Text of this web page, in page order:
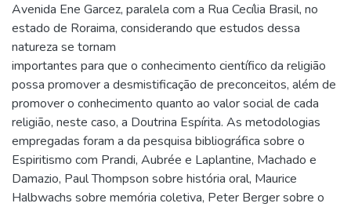
Avenida Ene Garcez, paralela com a Rua Cecília Brasil, no
estado de Roraima, considerando que estudos dessa
natureza se tornam
importantes para que o conhecimento científico da religião
possa promover a desmistificação de preconceitos, além de
promover o conhecimento quanto ao valor social de cada
religião, neste caso, a Doutrina Espírita. As metodologias
empregadas foram a da pesquisa bibliográfica sobre o
Espiritismo com Prandi, Aubrée e Laplantine, Machado e
Damazio, Paul Thompson sobre história oral, Maurice
Halbwachs sobre memória coletiva, Peter Berger sobre o